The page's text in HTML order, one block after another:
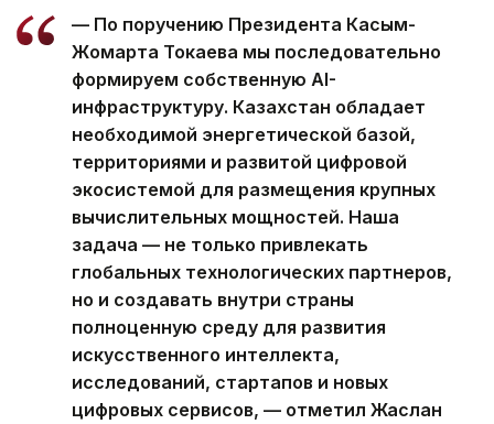
— По поручению Президента Касым-
Жомарта Токаева мы последовательно
формируем собственную AI-
инфраструктуру. Казахстан обладает
необходимой энергетической базой,
территориями и развитой цифровой
экосистемой для размещения крупных
вычислительных мощностей. Наша
задача — не только привлекать
глобальных технологических партнеров,
но и создавать внутри страны
полноценную среду для развития
искусственного интеллекта,
исследований, стартапов и новых
цифровых сервисов, — отметил Жаслан